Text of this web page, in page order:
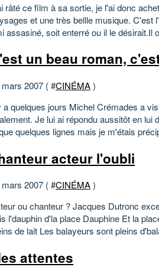
râté ce film à sa sortie, je l'ai donc
et une très bellle musique. C'est
assasiné, soit enterré ou il le désirait.Il
un beau roman,
2007 ( #CINÉMA)
a quelques jours Michel Crémades a
Je lui ai répondu aussitôt en lui
quelques lignes mais je m'étais
acteur l'oubli
2007 ( #CINÉMA)
ou chanteur ? Jacques Dutronc
l'dauphin d'la place Dauphine Et la
de lait Les balayeurs sont pleins
attentes